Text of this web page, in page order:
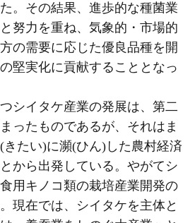
。その結果、進歩的な種菌業
努力を重ね、気象的・市場的
の需要に応じた優良品種を開
堅実化に貢献することとなっ
シイタケ産業の発展は、第二
ったものであるが、それはま
たい)に瀕(ひん)した農村経済
から出発している。やがてシ
用キノコ類の栽培産業開発の
現在では、シイタケを主体と